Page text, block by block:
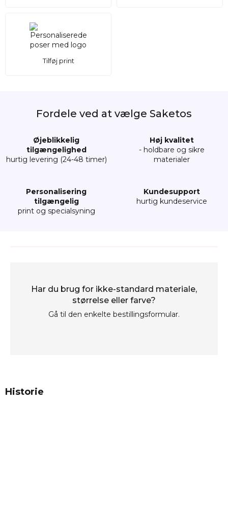
Tilføj print
Fordele ved at vælge Saketos
Øjeblikkelig
tilgængelighed
hurtig levering (24-48 timer)
Høj kvalitet
- holdbare og sikre
materialer
Personalisering
tilgængelig
print og specialsyning
Kundesupport
hurtig kundeservice
Har du brug for ikke-standard materiale,
størrelse eller farve?
Gå til den enkelte bestillingsformular.
Historie